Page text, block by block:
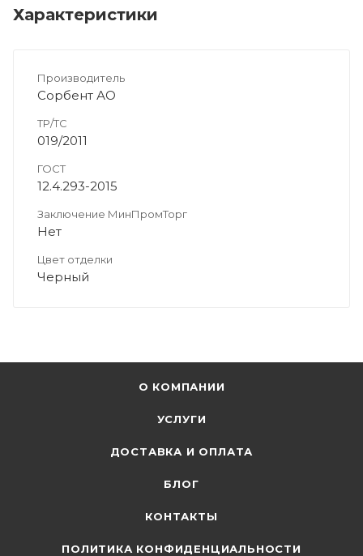
Характеристики
Производитель
Сорбент АО
ТР/ТС
019/2011
ГОСТ
12.4.293-2015
Заключение МинПромТорг
Нет
Цвет отделки
Черный
О КОМПАНИИ
УСЛУГИ
ДОСТАВКА И ОПЛАТА
БЛОГ
КОНТАКТЫ
ПОЛИТИКА КОНФИДЕНЦИАЛЬНОСТИ